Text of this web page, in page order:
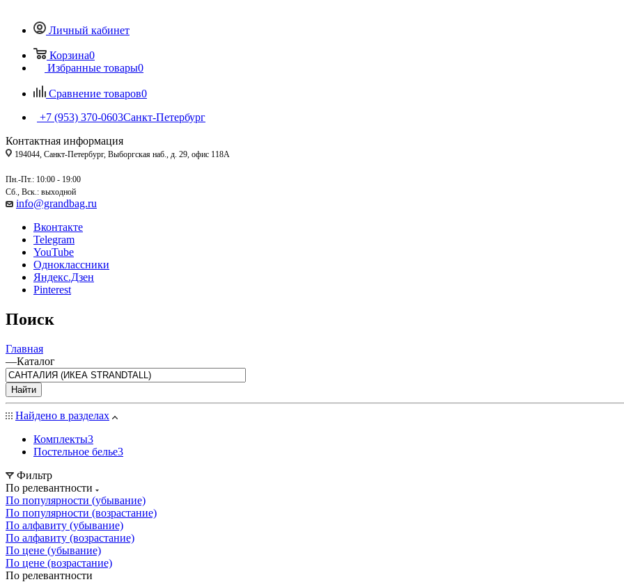
Личный кабинет
Корзина0
Избранные товары0
Сравнение товаров0
+7 (953) 370-0603Санкт-Петербург
Контактная информация
194044, Санкт-Петербург, Выборгская наб., д. 29, офис 118А
Пн.-Пт.: 10:00 - 19:00
Сб., Вск.: выходной
info@grandbag.ru
Вконтакте
Telegram
YouTube
Одноклассники
Яндекс.Дзен
Pinterest
Поиск
Главная
—Каталог
Найти
Найдено в разделах
Комплекты3
Постельное белье3
Фильтр
По релевантности
По популярности (убывание)
По популярности (возрастание)
По алфавиту (убывание)
По алфавиту (возрастание)
По цене (убывание)
По цене (возрастание)
По релевантности